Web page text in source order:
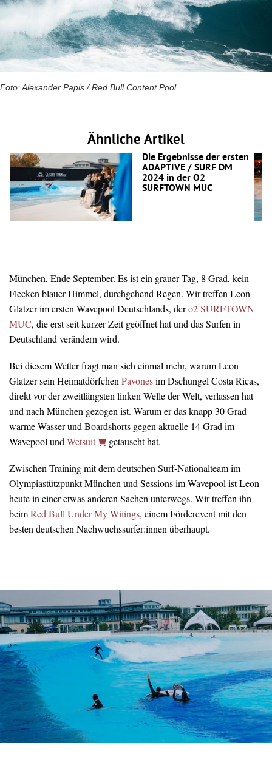
Foto: Alexander Papis / Red Bull Content Pool
Ähnliche Artikel
Die Ergebnisse der ersten
ADAPTIVE / SURF DM
2024 in der O2
SURFTOWN MUC
München, Ende September. Es ist ein grauer Tag, 8 Grad, kein
Flecken blauer Himmel, durchgehend Regen. Wir treffen Leon
Glatzer im ersten Wavepool Deutschlands, dero2 SURFTOWN
MUC, die erst seit kurzer Zeit geöffnet hat und das Surfen in
Deutschland verändern wird.
Bei diesem Wetter fragt man sich einmal mehr, warum Leon
Glatzer sein Heimatdörfchen Pavonesim Dschungel Costa Ricas,
direkt vor der zweitlängsten linken Welle der Welt, verlassen hat
und nach München gezogen ist. Warum er das knapp 30 Grad
warme Wasser und Boardshorts gegen aktuelle 14 Grad im
Wavepool und Wetsuit getauscht hat.
Zwischen Training mit dem deutschen Surf-Nationalteam im
Olympiastützpunkt München und Sessions im Wavepool ist Leon
heute in einer etwas anderen Sachen unterwegs. Wir treffen ihn
beimRed Bull Under My Wiiings, einem Förderevent mit den
besten deutschen Nachwuchssurfer:innen überhaupt.